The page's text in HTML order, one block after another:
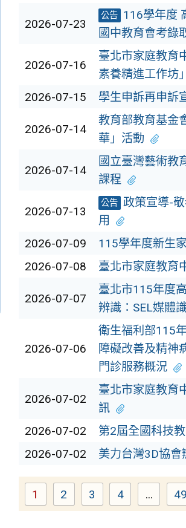
2026-07-23
公告 116學年度
國中教育會考錄
2026-07-16
臺北市家庭教育
素養精進工作坊」
2026-07-15 學生申訴再申訴
2026-07-14
教育部教育基金
華」活動
2026-07-14
國立臺灣藝術教
課程
2026-07-13
公告 政策宣導-
用
2026-07-09 115學年度新生
2026-07-08 臺北市家庭教育
2026-07-07
臺北市115年度
辨識：SEL媒體
2026-07-06
衛生福利部115
障礙改善及精神
門診服務概況
2026-07-02
臺北市家庭教育
訊
2026-07-02 第2屆全國科技
2026-07-02 美力台灣3D協
Page
1 Page
2 Page
3 Page
4 ... 49